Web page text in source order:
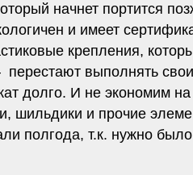
начнет портится
и имеет
крепления,
перестают выполнять
долго. И не экономим на
шильдики и прочие
полгода, т.к. нужно